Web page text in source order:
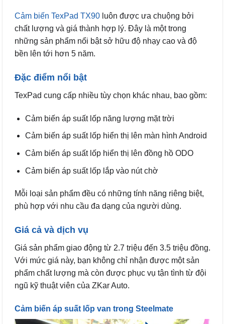
Cảm biến TexPad TX90 luôn được ưa chuộng bởi
chất lượng và giá thành hợp lý. Đây là một trong
những sản phẩm nổi bật sở hữu độ nhạy cao và độ
bền lên tới hơn 5 năm.
Đặc điểm nổi bật
TexPad cung cấp nhiều tùy chọn khác nhau, bao gồm:
Cảm biến áp suất lốp năng lượng mặt trời
Cảm biến áp suất lốp hiển thị lên màn hình Android
Cảm biến áp suất lốp hiển thị lên đồng hồ ODO
Cảm biến áp suất lốp lắp vào nút chờ
Mỗi loại sản phẩm đều có những tính năng riêng biệt,
phù hợp với nhu cầu đa dạng của người dùng.
Giá cả và dịch vụ
Giá sản phẩm giao động từ 2.7 triệu đến 3.5 triệu đồng.
Với mức giá này, bạn không chỉ nhận được một sản
phẩm chất lượng mà còn được phục vụ tận tình từ đội
ngũ kỹ thuật viên của ZKar Auto.
Cảm biến áp suất lốp van trong Steelmate